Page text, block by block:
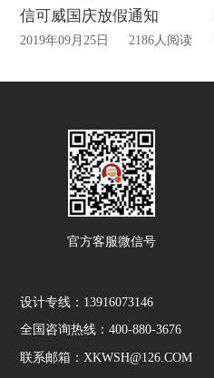
信可威国庆放假通知
2019年09月25日 2186人阅读
官方客服微信号
设计专线：13916073146
全国咨询热线：400-880-3676
联系邮箱：XKWSH@126.COM